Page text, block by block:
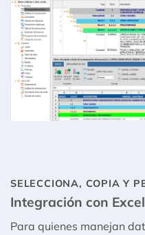
SELECCIONA, COPIA Y
Integración con Excel
Para quienes manejan